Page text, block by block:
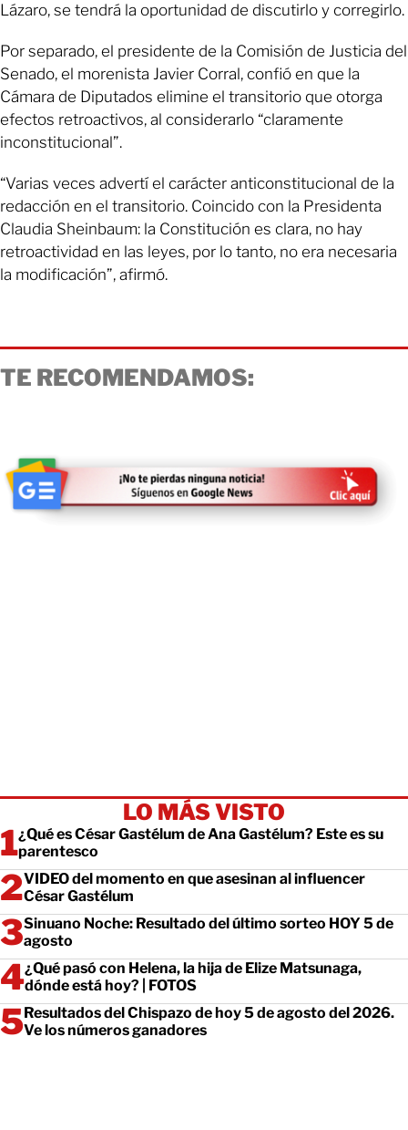
Lázaro, se tendrá la oportunidad de discutirlo y corregirlo.
Por separado, el presidente de la Comisión de Justicia del
Senado, el morenista Javier Corral, confió en que la
Cámara de Diputados elimine el transitorio que otorga
efectos retroactivos, al considerarlo “claramente
inconstitucional”.
“Varias veces advertí el carácter anticonstitucional de la
redacción en el transitorio. Coincido con la Presidenta
Claudia Sheinbaum: la Constitución es clara, no hay
retroactividad en las leyes, por lo tanto, no era necesaria
la modificación”, afirmó.
TE RECOMENDAMOS:
LO MÁS VISTO
¿Qué es César Gastélum de Ana Gastélum? Este es su
parentesco
VIDEO del momento en que asesinan al influencer
César Gastélum
Sinuano Noche: Resultado del último sorteo HOY 5 de
agosto
¿Qué pasó con Helena, la hija de Elize Matsunaga,
dónde está hoy? | FOTOS
Resultados del Chispazo de hoy 5 de agosto del 2026.
Ve los números ganadores